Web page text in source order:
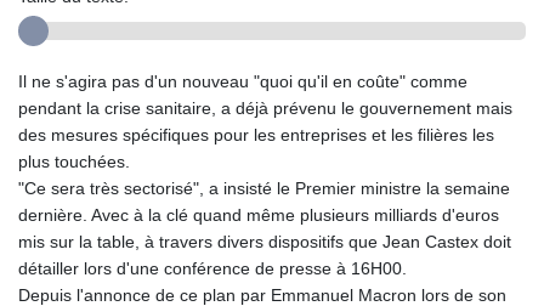
Il ne s'agira pas d'un nouveau "quoi qu'il en coûte" comme
pendant la crise sanitaire, a déjà prévenu le gouvernement mais
des mesures spécifiques pour les entreprises et les filières les
plus touchées.
"Ce sera très sectorisé", a insisté le Premier ministre la semaine
dernière. Avec à la clé quand même plusieurs milliards d'euros
mis sur la table, à travers divers dispositifs que Jean Castex doit
détailler lors d'une conférence de presse à 16H00.
Depuis l'annonce de ce plan par Emmanuel Macron lors de son